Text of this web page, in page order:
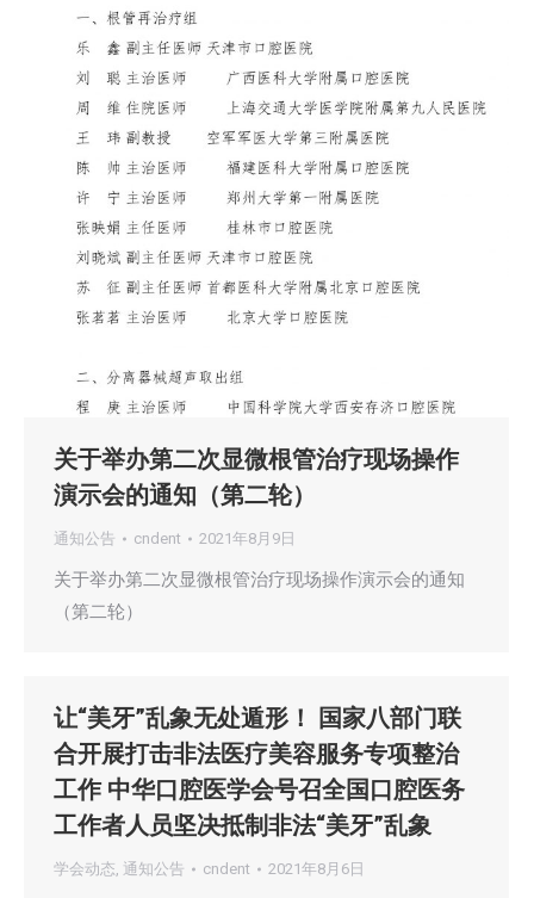
关于举办第二次显微根管治疗现场操作
演示会的通知（第二轮）
通知公告 cndent 2021年8月9日
关于举办第二次显微根管治疗现场操作演示会的通知
（第二轮）
让“美牙”乱象无处遁形！ 国家八部门联
合开展打击非法医疗美容服务专项整治
工作 中华口腔医学会号召全国口腔医务
工作者人员坚决抵制非法“美牙”乱象
学会动态, 通知公告 cndent 2021年8月6日